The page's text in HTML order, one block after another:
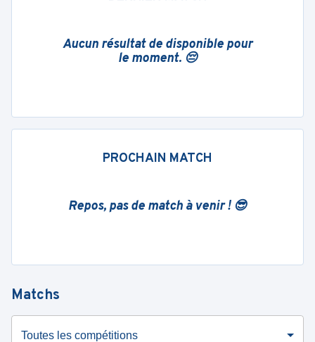
Aucun résultat de disponible pour
le moment. 😔
PROCHAIN MATCH
Repos, pas de match à venir ! 😎
Matchs
Toutes les compétitions